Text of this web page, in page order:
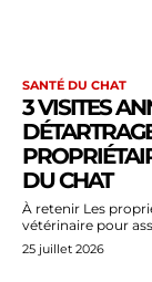
SANTÉ DU CHAT
3 VISITES
DU CHAT
À retenir Les propriétaires doivent prévoir 3 visites annuelles chez le
vétérinaire pour
25 juillet 2026